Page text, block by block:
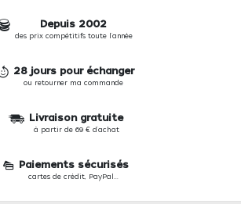
Depuis 2002
des prix compétitifs toute l'année
28 jours pour échanger
ou retourner ma commande
Livraison gratuite
à partir de 69 € d'achat
Paiements sécurisés
cartes de crédit, PayPal...